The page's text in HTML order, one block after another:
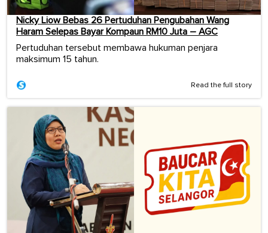
Nicky Liow Bebas 26 Pertuduhan Pengubahan Wang
Haram Selepas Bayar Kompaun RM10 Juta – AGC
Pertuduhan tersebut membawa hukuman penjara
maksimum 15 tahun.
Read the full story